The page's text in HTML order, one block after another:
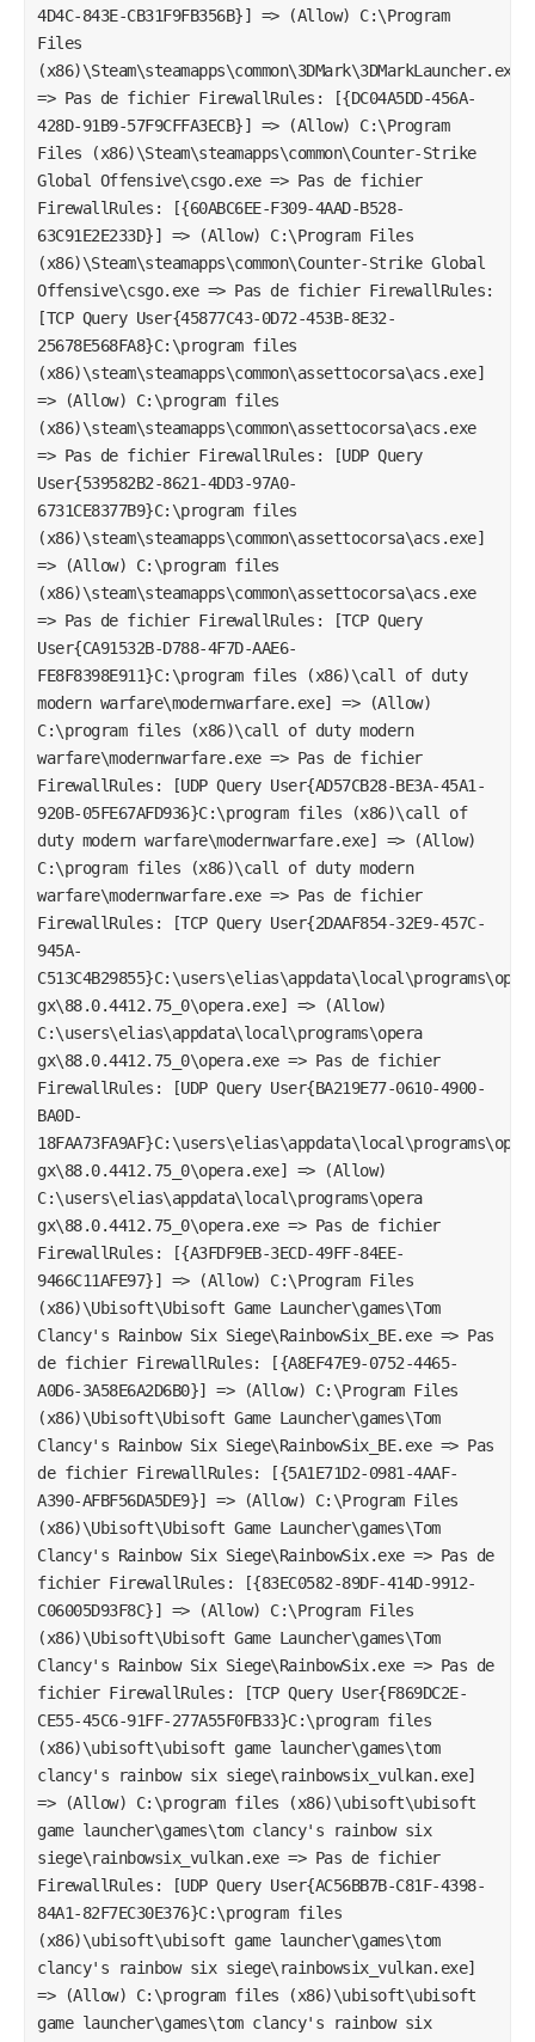
4D4C-843E-CB31F9FB356B}] => (Allow) C:\Program
Files
(x86)\Steam\steamapps\common\3DMark\3DMarkLauncher.exe
=> Pas de fichier FirewallRules: [{DC04A5DD-456A-
428D-91B9-57F9CFFA3ECB}] => (Allow) C:\Program
Files (x86)\Steam\steamapps\common\Counter-Strike
Global Offensive\csgo.exe => Pas de fichier
FirewallRules: [{60ABC6EE-F309-4AAD-B528-
63C91E2E233D}] => (Allow) C:\Program Files
(x86)\Steam\steamapps\common\Counter-Strike Global
Offensive\csgo.exe => Pas de fichier FirewallRules:
[TCP Query User{45877C43-0D72-453B-8E32-
25678E568FA8}C:\program files
(x86)\steam\steamapps\common\assettocorsa\acs.exe]
=> (Allow) C:\program files
(x86)\steam\steamapps\common\assettocorsa\acs.exe
=> Pas de fichier FirewallRules: [UDP Query
User{539582B2-8621-4DD3-97A0-
6731CE8377B9}C:\program files
(x86)\steam\steamapps\common\assettocorsa\acs.exe]
=> (Allow) C:\program files
(x86)\steam\steamapps\common\assettocorsa\acs.exe
=> Pas de fichier FirewallRules: [TCP Query
User{CA91532B-D788-4F7D-AAE6-
FE8F8398E911}C:\program files (x86)\call of duty
modern warfare\modernwarfare.exe] => (Allow)
C:\program files (x86)\call of duty modern
warfare\modernwarfare.exe => Pas de fichier
FirewallRules: [UDP Query User{AD57CB28-BE3A-45A1-
920B-05FE67AFD936}C:\program files (x86)\call of
duty modern warfare\modernwarfare.exe] => (Allow)
C:\program files (x86)\call of duty modern
warfare\modernwarfare.exe => Pas de fichier
FirewallRules: [TCP Query User{2DAAF854-32E9-457C-
945A-
gx\88.0.4412.75_0\opera.exe] => (Allow)
C:\users\elias\appdata\local\programs\opera
gx\88.0.4412.75_0\opera.exe => Pas de fichier
FirewallRules: [UDP Query User{BA219E77-0610-4900-
BA0D-
gx\88.0.4412.75_0\opera.exe] => (Allow)
C:\users\elias\appdata\local\programs\opera
gx\88.0.4412.75_0\opera.exe => Pas de fichier
FirewallRules: [{A3FDF9EB-3ECD-49FF-84EE-
9466C11AFE97}] => (Allow) C:\Program Files
(x86)\Ubisoft\Ubisoft Game Launcher\games\Tom
Clancy's Rainbow Six Siege\RainbowSix_BE.exe => Pas
de fichier FirewallRules: [{A8EF47E9-0752-4465-
A0D6-3A58E6A2D6B0}] => (Allow) C:\Program Files
(x86)\Ubisoft\Ubisoft Game Launcher\games\Tom
Clancy's Rainbow Six Siege\RainbowSix_BE.exe => Pas
de fichier FirewallRules: [{5A1E71D2-0981-4AAF-
A390-AFBF56DA5DE9}] => (Allow) C:\Program Files
(x86)\Ubisoft\Ubisoft Game Launcher\games\Tom
Clancy's Rainbow Six Siege\RainbowSix.exe => Pas de
fichier FirewallRules: [{83EC0582-89DF-414D-9912-
C06005D93F8C}] => (Allow) C:\Program Files
(x86)\Ubisoft\Ubisoft Game Launcher\games\Tom
Clancy's Rainbow Six Siege\RainbowSix.exe => Pas de
fichier FirewallRules: [TCP Query User{F869DC2E-
CE55-45C6-91FF-277A55F0FB33}C:\program files
(x86)\ubisoft\ubisoft game launcher\games\tom
clancy's rainbow six siege\rainbowsix_vulkan.exe]
=> (Allow) C:\program files (x86)\ubisoft\ubisoft
game launcher\games\tom clancy's rainbow six
siege\rainbowsix_vulkan.exe => Pas de fichier
FirewallRules: [UDP Query User{AC56BB7B-C81F-4398-
84A1-82F7EC30E376}C:\program files
(x86)\ubisoft\ubisoft game launcher\games\tom
clancy's rainbow six siege\rainbowsix_vulkan.exe]
=> (Allow) C:\program files (x86)\ubisoft\ubisoft
game launcher\games\tom clancy's rainbow six